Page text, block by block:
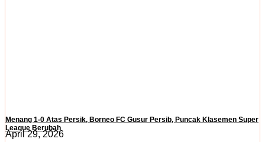
Menang 1-0 Atas Persik, Borneo FC Gusur Persib, Puncak Klasemen Super
League Berubah
April 29, 2026